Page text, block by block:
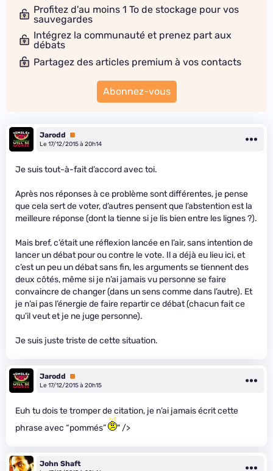
Profitez d'au moins 1 To de stockage pour vos
sauvegardes
Intégrez la communauté et prenez part aux
débats
Partagez des articles premium à vos contacts
Abonnez-vous
Jarodd
Premium
Le 17/12/2015 à 20h14
Je suis tout-à-fait d’accord avec toi.
Après nos réponses à ce problème sont différentes, je pense
que cela sert de voter, d’autres pensent que l’abstention est la
meilleure réponse (dont la tienne si je lis bien entre les lignes ?).
Mais bref, c’était une réflexion lancée en l’air, sans intention de
lancer un débat pour ou contre le vote. Il a déjà eu lieu ici, et
c’est un peu un débat sans fin, les arguments se tiennent des
deux côtés, même si je n’ai jamais vu personne se faire
convaincre de changer (dans un sens comme dans l’autre). Et
je n’ai pas l’énergie de faire repartir ce débat (chacun fait ce
qu’il veut et je ne juge personne).
Je suis juste triste de cette situation.
Jarodd
Premium
Le 17/12/2015 à 20h15
Euh tu dois te tromper de citation, je n’ai jamais écrit cette
phrase avec “pommés”
" />
John Shaft